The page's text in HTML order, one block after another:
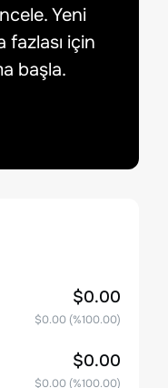
Yeni
için
başla.
$0.00
$0.00(%100.00)
$0.00
$0.00(%100.00)